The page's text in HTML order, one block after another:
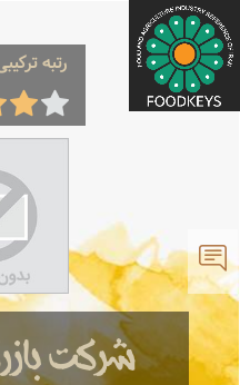
رتبه ترکیبی
شرکت
×
معرفی
لیست
محصولات